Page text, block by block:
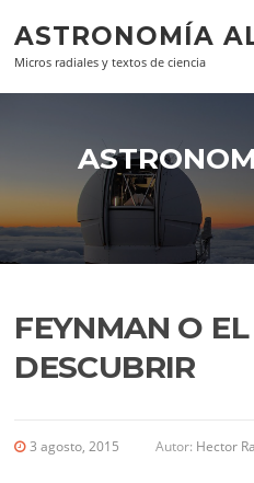
ASTRONOMÍA
Micros radiales y textos de ciencia
FEYNMAN O
DESCUBRIR
3 agosto, 2015 Autor: Hector